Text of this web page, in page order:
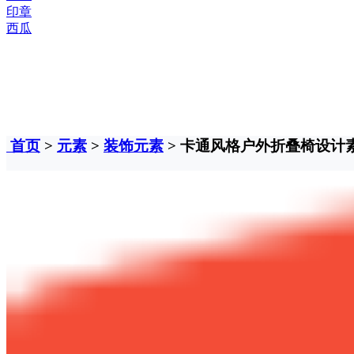
印章
西瓜
首页 > 元素 > 装饰元素 > 卡通风格户外折叠椅设计